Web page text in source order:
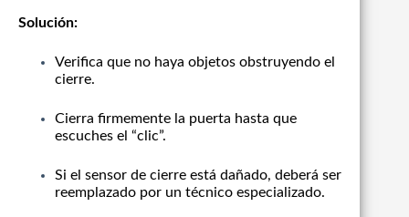
Solución:
Verifica que no haya objetos obstruyendo el
cierre.
Cierra firmemente la puerta hasta que
escuches el “clic”.
Si el sensor de cierre está dañado, deberá ser
reemplazado por un técnico especializado.